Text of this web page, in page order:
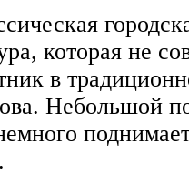
которая не
в
Небольшой